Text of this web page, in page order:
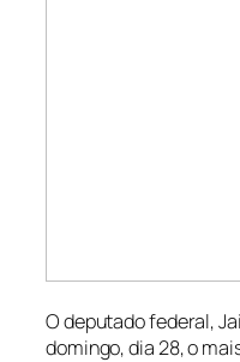
O deputado federal,
domingo, dia 28, o